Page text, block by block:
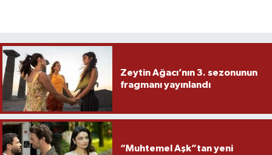
Zeytin Ağacı’nın 3. sezonunun
fragmanı yayınlandı
“Muhtemel Aşk”tan yeni